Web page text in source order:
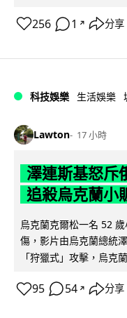
256 1 ↗ 分享
科技娛樂 生活娛樂
Lawton 17 小時
澤連斯基怒斥
追殺烏克蘭小
烏克蘭克爾松一名 52
傷，影片由烏克蘭總統
「狩獵式」攻擊，烏克
95 54 ↗ 分享